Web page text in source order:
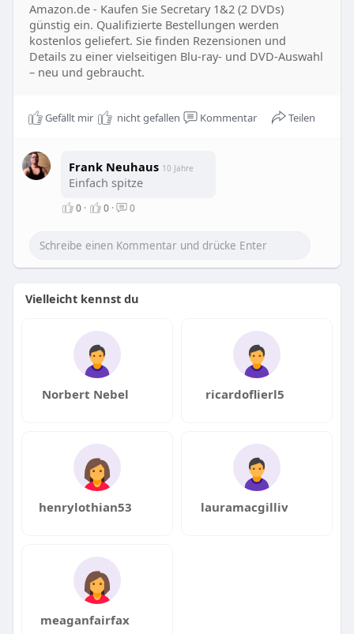
Amazon.de - Kaufen Sie Secretary 1&2 (2 DVDs)
günstig ein. Qualifizierte Bestellungen werden
kostenlos geliefert. Sie finden Rezensionen und
Details zu einer vielseitigen Blu-ray- und DVD-Auswahl
– neu und gebraucht.
Gefällt mir nicht gefallen Kommentar Teilen
Frank Neuhaus 10 Jahre
Einfach spitze
0 · 0 · 0
Vielleicht kennst du
Norbert Nebel ricardoflierl5
henrylothian53 lauramacgilliv
meaganfairfax